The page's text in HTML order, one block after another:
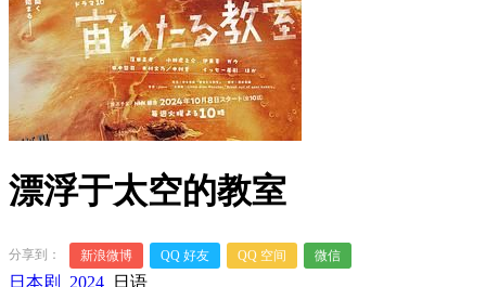
漂浮于太空的教室
分享到： 新浪微博 QQ 好友 QQ 空间 微信
日本剧 2024 日语